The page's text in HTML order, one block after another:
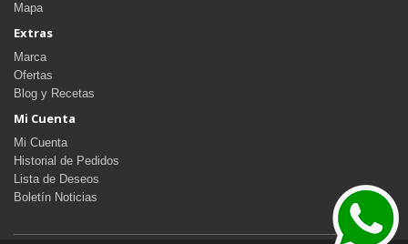
Mapa
Extras
Marca
Ofertas
Blog y Recetas
Mi Cuenta
Mi Cuenta
Historial de Pedidos
Lista de Deseos
Boletín Noticias